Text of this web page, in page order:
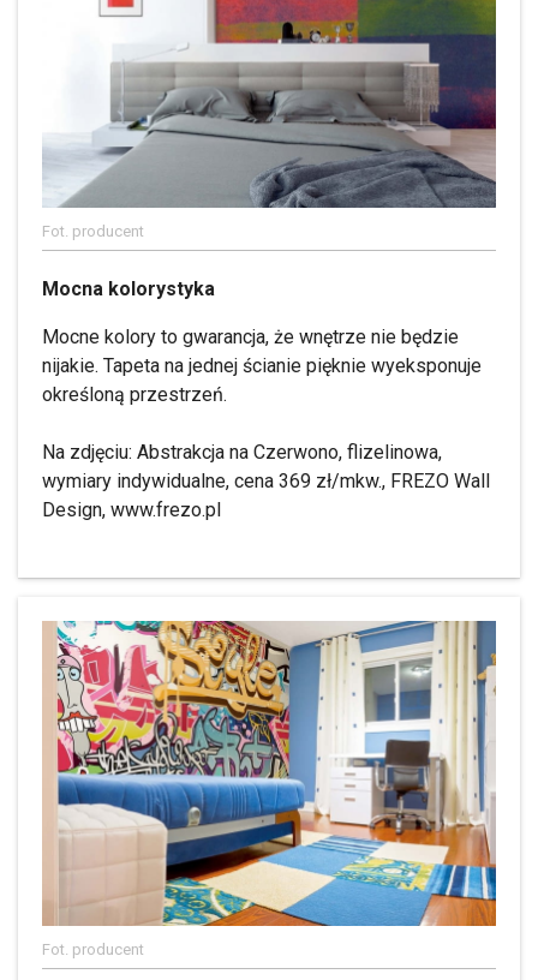
Fot. producent
Mocna kolorystyka
Mocne kolory to gwarancja, że wnętrze nie będzie
nijakie. Tapeta na jednej ścianie pięknie wyeksponuje
określoną przestrzeń.
Na zdjęciu: Abstrakcja na Czerwono, flizelinowa,
wymiary indywidualne, cena 369 zł/mkw., FREZO Wall
Design, www.frezo.pl
Fot. producent